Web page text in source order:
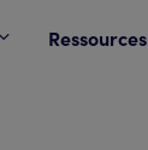
Ressources